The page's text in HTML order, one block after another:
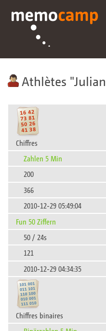
Athlètes Julian
Chiffres
Zahlen 5 Min
200
366
2010-12-29 05:49:04
Fun 50 Ziffern
50 / 24s
121
2010-12-29 04:34:35
Chiffres binaires